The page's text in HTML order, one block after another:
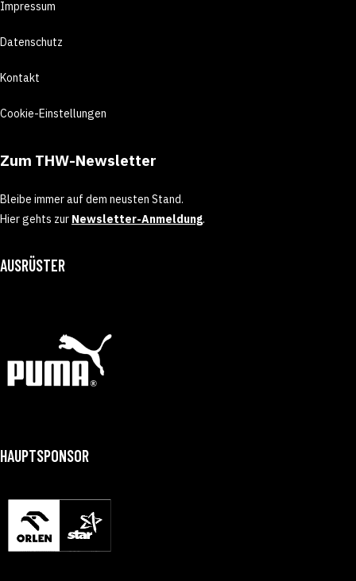
Impressum
Datenschutz
Kontakt
Cookie-Einstellungen
Zum THW-Newsletter
Bleibe immer auf dem neusten Stand.
Hier gehts zur Newsletter-Anmeldung.
AUSRÜSTER
HAUPTSPONSOR